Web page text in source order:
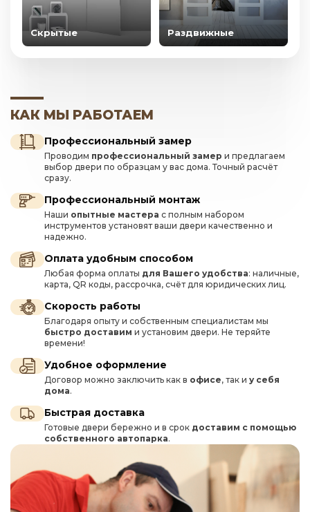
Скрытые Раздвижные
КАК МЫ РАБОТАЕМ
Профессиональный замер
Проводим профессиональный замер и предлагаем
выбор двери по образцам у вас дома. Точный расчёт
сразу.
Профессиональный монтаж
Наши опытные мастера с полным набором
инструментов установят ваши двери качественно и
надежно.
Оплата удобным способом
Любая форма оплаты для Вашего удобства: наличные,
карта, QR коды, рассрочка, счёт для юридических лиц.
Скорость работы
Благодаря опыту и собственным специалистам мы
быстро доставим и установим двери. Не теряйте
времени!
Удобное оформление
Договор можно заключить как в офисе, так и у себя
дома.
Быстрая доставка
Готовые двери бережно и в срок доставим с помощью
собственного автопарка.